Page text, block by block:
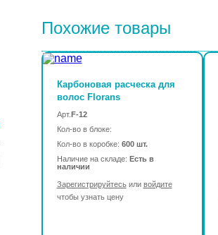
Похожие товары
Карбоновая расческа для
волос Florans
Арт.F-12
Кол-во в блоке:
Кол-во в коробке: 600 шт.
Наличие на складе: Есть в
наличии
Зарегистрируйтесьили войдите
чтобы узнать цену